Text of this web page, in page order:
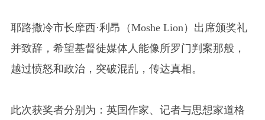
耶路撒冷市长摩西·利昂（Moshe Lion）出席颁奖礼
并致辞，希望基督徒媒体人能像所罗门判案那般，
越过愤怒和政治，突破混乱，传达真相。
此次获奖者分别为：英国作家、记者与思想家道格